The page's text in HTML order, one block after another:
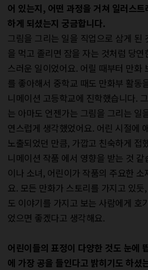
어 있는지, 어떤 과정을 거쳐 일러스
하게 되셨는지 궁금합니다.
그림을 그리는 일을 직업으로 삼게 된
을 먹고 졸리면 잠을 자는 것처럼 당연
스러운 일이었어요. 어릴 때부터 만화
를 좋아해서 중학교 때도 만화부 활동
니메이션 고등학교에 진학했습니다.
는 아마도 언젠가는 그림을 그리는 일
연스럽게 생각했었어요. 어린 시절에
노출되었던 만큼, 가깝고 친숙하게 접
니메이션 작품 에서 영향을 받는 것 같
이나 소녀, 어린이가 작품의 주요한 소
요. 모든 만화가 스토리를 가지고 있듯
도 이야기를 가지고 보는 사람에게 호
었으면 좋겠다고 생각해요.
어린이들의 표정이 다양한 것도 눈에
에 가장 공을 들인다고 밝히기도 하셨